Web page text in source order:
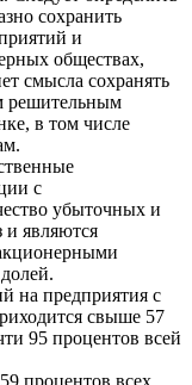
сохранить
и
обществах,
смысла сохранять
решительным
в том числе
с
убыточных и
и являются
на предприятия с
свыше 57
95 процентов всей
процентов всех